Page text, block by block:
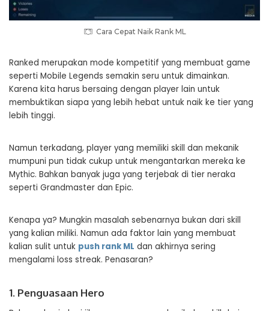
Cara Cepat Naik Rank ML
Ranked merupakan mode kompetitif yang membuat game
seperti Mobile Legends semakin seru untuk dimainkan.
Karena kita harus bersaing dengan player lain untuk
membuktikan siapa yang lebih hebat untuk naik ke tier yang
lebih tinggi.
Namun terkadang, player yang memiliki skill dan mekanik
mumpuni pun tidak cukup untuk mengantarkan mereka ke
Mythic. Bahkan banyak juga yang terjebak di tier neraka
seperti Grandmaster dan Epic.
Kenapa ya? Mungkin masalah sebenarnya bukan dari skill
yang kalian miliki. Namun ada faktor lain yang membuat
kalian sulit untuk push rank ML dan akhirnya sering
mengalami loss streak. Penasaran?
1. Penguasaan Hero